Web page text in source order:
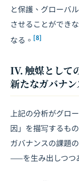
と保護、グローバ
させることができ
なる。 [8]
IV. 触媒として
新たなガバナ
上記の分析がグロ
因」を描写するも
ガバナンスの課題
——を生み出しつつ